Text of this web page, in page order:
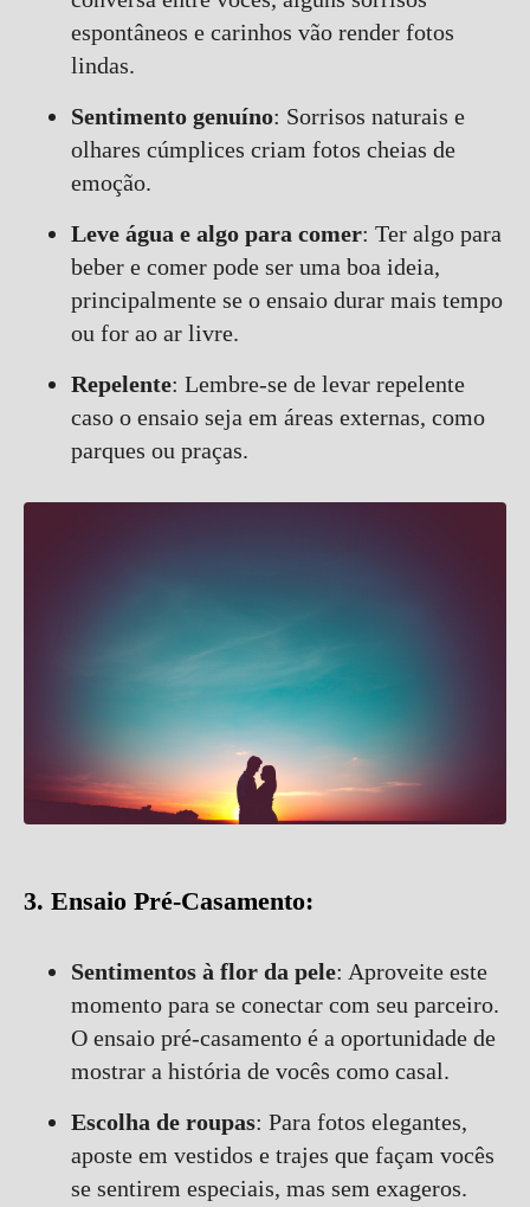
espontâneos e carinhos vão render fotos
lindas.
Sentimento genuíno: Sorrisos naturais e
olhares cúmplices criam fotos cheias de
emoção.
Leve água e algo para comer: Ter algo para
beber e comer pode ser uma boa ideia,
principalmente se o ensaio durar mais tempo
ou for ao ar livre.
Repelente: Lembre-se de levar repelente
caso o ensaio seja em áreas externas, como
parques ou praças.
3. Ensaio Pré-Casamento:
Sentimentos à flor da pele: Aproveite este
momento para se conectar com seu parceiro.
O ensaio pré-casamento é a oportunidade de
mostrar a história de vocês como casal.
Escolha de roupas: Para fotos elegantes,
aposte em vestidos e trajes que façam vocês
se sentirem especiais, mas sem exageros.